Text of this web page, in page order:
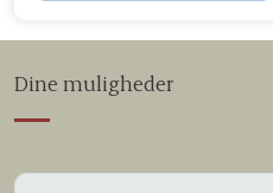
Dine muligheder